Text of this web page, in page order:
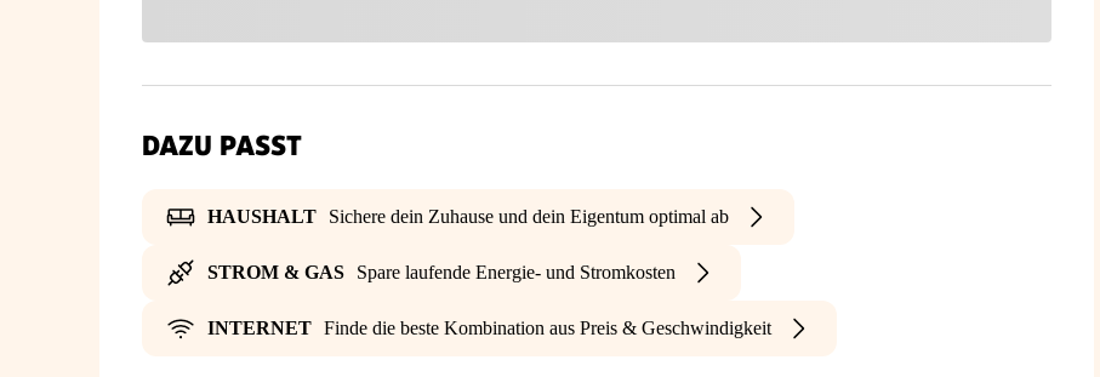
DAZU PASST
HAUSHALT Sichere dein Zuhause und dein Eigentum optimal ab
STROM & GAS Spare laufende Energie- und Stromkosten
INTERNET Finde die beste Kombination aus Preis & Geschwindigkeit